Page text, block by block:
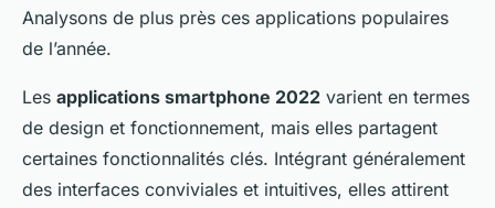
Analysons de plus près ces applications populaires
de l’année.
Les applications smartphone 2022 varient en termes
de design et fonctionnement, mais elles partagent
certaines fonctionnalités clés. Intégrant généralement
des interfaces conviviales et intuitives, elles attirent